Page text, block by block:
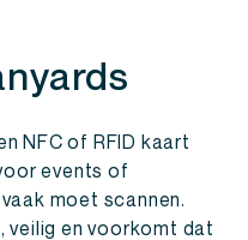
NFC of RFID kaart
events of
moet scannen.
en voorkomt dat